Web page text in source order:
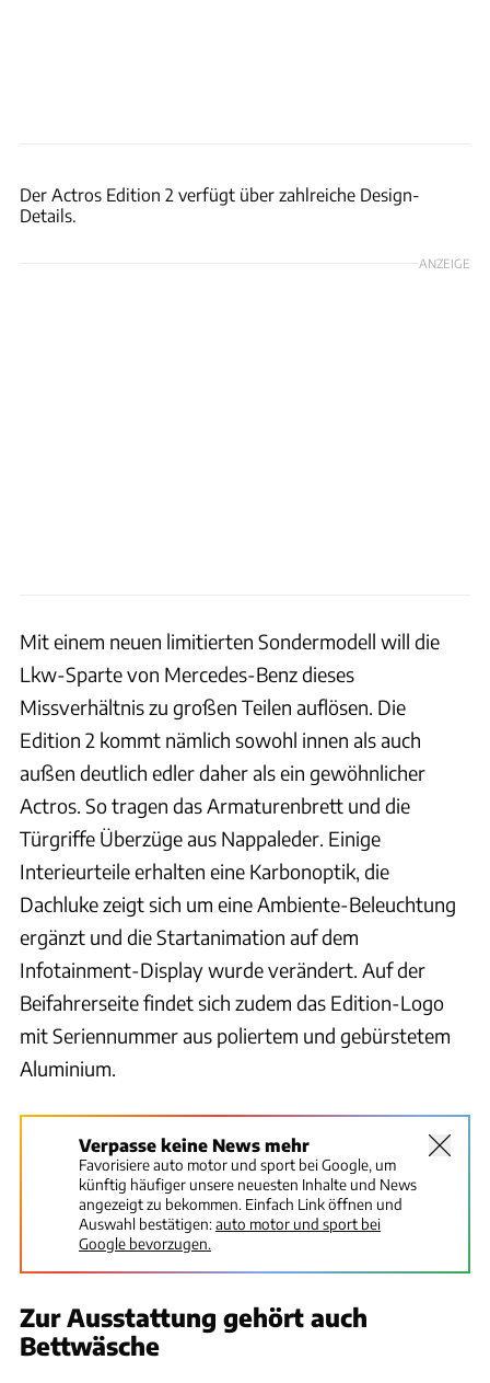
Der Actros Edition 2 verfügt über zahlreiche Design-
Details.
ANZEIGE
Mit einem neuen limitierten Sondermodell will die
Lkw-Sparte von Mercedes-Benz dieses
Missverhältnis zu großen Teilen auflösen. Die
Edition 2 kommt nämlich sowohl innen als auch
außen deutlich edler daher als ein gewöhnlicher
Actros. So tragen das Armaturenbrett und die
Türgriffe Überzüge aus Nappaleder. Einige
Interieurteile erhalten eine Karbonoptik, die
Dachluke zeigt sich um eine Ambiente-Beleuchtung
ergänzt und die Startanimation auf dem
Infotainment-Display wurde verändert. Auf der
Beifahrerseite findet sich zudem das Edition-Logo
mit Seriennummer aus poliertem und gebürstetem
Aluminium.
Verpasse keine News mehr
Favorisiere auto motor und sport bei Google, um
künftig häufiger unsere neuesten Inhalte und News
angezeigt zu bekommen. Einfach Link öffnen und
Auswahl bestätigen:auto motor und sport bei
Google bevorzugen.
Zur Ausstattung gehört auch
Bettwäsche